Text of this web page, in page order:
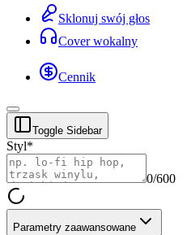
Sklonuj swój głos
Cover wokalny
Cennik
Toggle Sidebar
Styl*
0/600
Parametry zaawansowane